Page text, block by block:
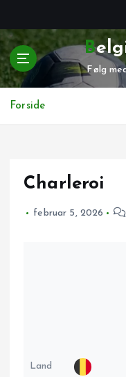
t
i
i
Følg
Forside
Charleroi
februar 5, 2026
Land